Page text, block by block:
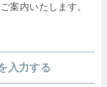
案内いたします。
入力する